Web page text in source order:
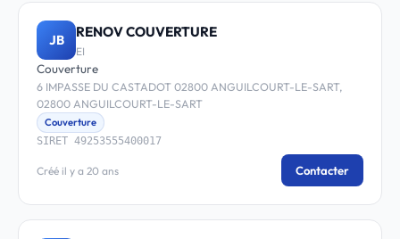
JB RENOV COUVERTURE
EI
Couverture
6 IMPASSE DU CASTADOT 02800 ANGUILCOURT-LE-SART,
02800 ANGUILCOURT-LE-SART
Couverture
SIRET 49253555400017
Créé il y a 20 ans Contacter